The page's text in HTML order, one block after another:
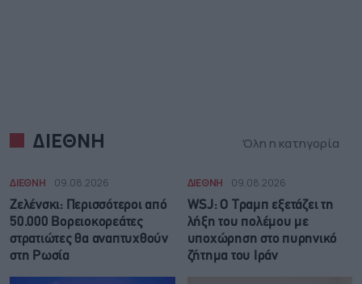
ΔΙΕΘΝΗ Όλη η κατηγορία
ΔΙΕΘΝΗ 09.08.2026
Ζελένσκι: Περισσότεροι από
50.000 Βορειοκορεάτες
στρατιώτες θα αναπτυχθούν
στη Ρωσία
ΔΙΕΘΝΗ 09.08.2026
WSJ: Ο Τραμπ εξετάζει τη
λήξη του πολέμου με
υποχώρηση στο πυρηνικό
ζήτημα του Ιράν